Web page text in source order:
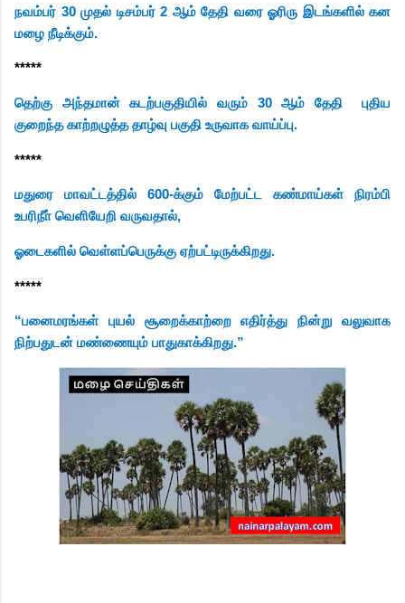
நவம்பர் 30 முதல் டிசம்பர் 2 ஆம் தேதி வரை ஓரிரு இடங்களில் கன
மழை நீடிக்கும்.
*****
தெற்கு அந்தமான் கடற்பகுதியில் வரும் 30 ஆம் தேதி
புதிய
குறைந்த காற்றழுத்த தாழ்வு பகுதி உருவாக வாய்ப்பு.
*****
மதுரை மாவட்டத்தில் 600-க்கும் மேற்பட்ட கண்மாய்கள் நிரம்பி
உபரிநீா் வெளியேறி வருவதால்,
ஓடைகளில் வெள்ளப்பெருக்கு ஏற்பட்டிருக்கிறது.
*****
“பனைமரங்கள் புயல் சூறைக்காற்றை எதிர்த்து நின்று வலுவாக
நிற்பதுடன் மண்ணையும் பாதுகாக்கிறது.”